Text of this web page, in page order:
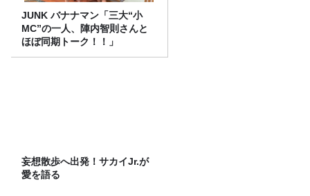
JUNK バナナマン「三大“小
MC”の一人、陣内智則さんと
ほぼ同期トーク！！」
妄想散歩へ出発！サカイJr.が
愛を語る